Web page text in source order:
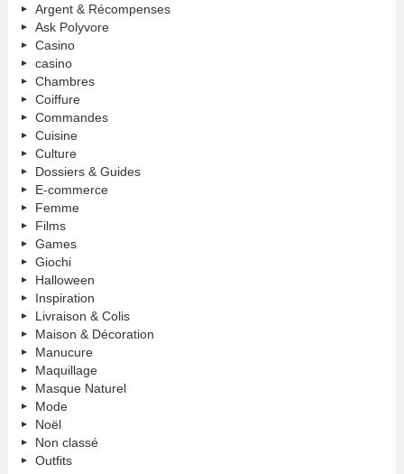
Argent & Récompenses
Ask Polyvore
Casino
casino
Chambres
Coiffure
Commandes
Cuisine
Culture
Dossiers & Guides
E-commerce
Femme
Films
Games
Giochi
Halloween
Inspiration
Livraison & Colis
Maison & Décoration
Manucure
Maquillage
Masque Naturel
Mode
Noël
Non classé
Outfits